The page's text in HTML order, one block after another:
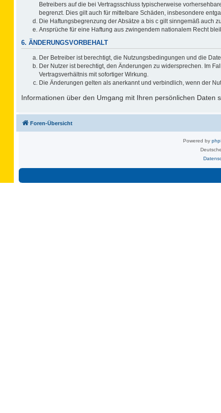
Betreibers auf die bei Vertragsschluss typischerweise
begrenzt. Dies gilt auch für mittelbare Schäden, insbesondere
Die Haftungsbegrenzung der Absätze a bis c gilt sinngemäß auch
Ansprüche für eine Haftung aus zwingendem nationalem Recht
6. ÄNDERUNGSVORBEHALT
Der Betreiber ist berechtigt, die Nutzungsbedingungen und die
Der Nutzer ist berechtigt, den Änderungen zu widersprechen. Im
Vertragsverhältnis mit sofortiger Wirkung.
Die Änderungen gelten als anerkannt und verbindlich, wenn der
Informationen über den Umgang mit Ihren persönlichen Daten
Foren-Übersicht
Powered by